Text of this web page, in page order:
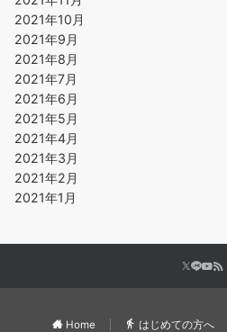
2021年10月
2021年9月
2021年8月
2021年7月
2021年6月
2021年5月
2021年4月
2021年3月
2021年2月
2021年1月
Home はじめての方へ